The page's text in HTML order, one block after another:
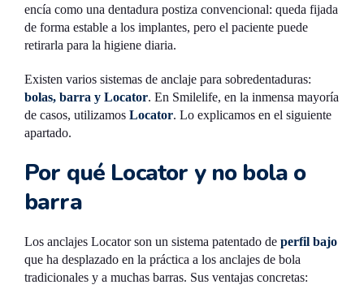
encía como una dentadura postiza convencional: queda fijada
de forma estable a los implantes, pero el paciente puede
retirarla para la higiene diaria.
Existen varios sistemas de anclaje para sobredentaduras:
bolas, barra y Locator. En Smilelife, en la inmensa mayoría
de casos, utilizamos Locator. Lo explicamos en el siguiente
apartado.
Por qué Locator y no bola o
barra
Los anclajes Locator son un sistema patentado de perfil bajo
que ha desplazado en la práctica a los anclajes de bola
tradicionales y a muchas barras. Sus ventajas concretas: